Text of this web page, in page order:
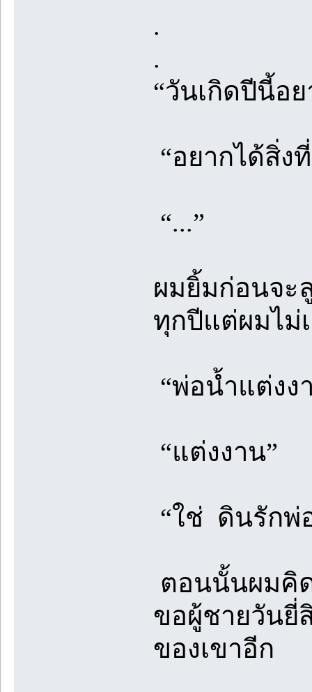
.
.
“วันเกิดปีนี้อ
“อยากได้สิ่ง
“...”
ผมยิ้มก่อนจะ
ทุกปีแต่ผมไม่
“พ่อน้ำแต่งง
“แต่งงาน”
“ใช่ ดินรักพ่
ตอนนั้นผมคิด
ขอผู้ชายวันยี่
ของเขาอีก